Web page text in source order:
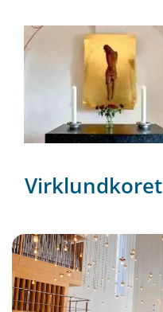
Virklundkoret